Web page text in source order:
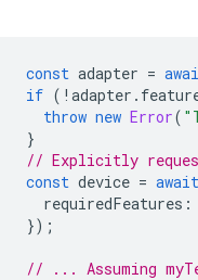
const adapter =
if ( ! adapter .
throw new Error(
}
// Explicitly
const device = await
requiredFeatures :
});
// ... Assuming